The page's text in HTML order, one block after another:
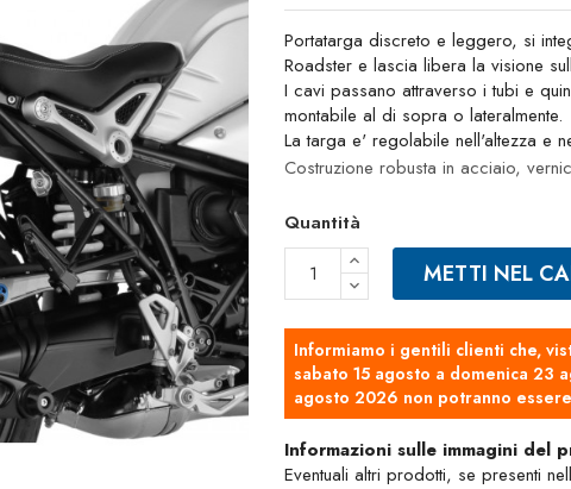
Portatarga discreto e leggero, si
Roadster e lascia libera la visione
I cavi passano attraverso i tubi e
montabile al di sopra o lateralmente.
La targa e' regolabile nell'altezza e
Costruzione robusta in acciaio,
Quantità
METTI NEL
Informiamo i gentili clienti che,
sabato 15 agosto a domenica 23
agosto 2026 non potranno
Informazioni sulle immagini del
Eventuali altri prodotti, se presenti